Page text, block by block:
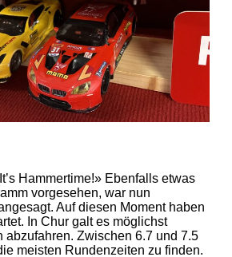
Hammertime!» Ebenfalls etwas
vorgesehen, war nun
Auf diesen Moment haben
In Chur galt es möglichst
abzufahren. Zwischen 6.7 und 7.5
meisten Rundenzeiten zu finden.